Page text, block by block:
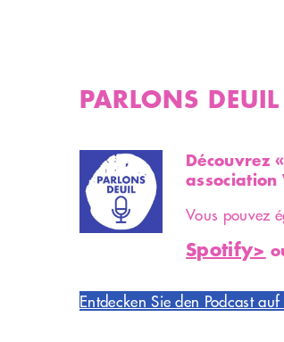
PARLONS
Découvrez
association
Vous pouvez
Spotify>
Entdecken Sie den Podcast